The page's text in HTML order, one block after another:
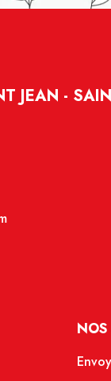
JEAN -